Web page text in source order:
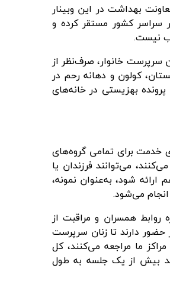
بهداشت در این وبینار
سراسر کشور مستقر کرده و
نیست.
خانوار، صرف‌نظر از
کولون و دهانه رحم در
بهزیستی در خانه‌های
خدمت برای تمامی گروه‌های
می‌توانند فرزندان یا
شود، به‌عنوان نمونه،
روابط همسران و مراقبت از
حضور دارند تا زنان سرپرست
ما مراجعه می‌کنند، کل
بیش از یک جلسه به طول